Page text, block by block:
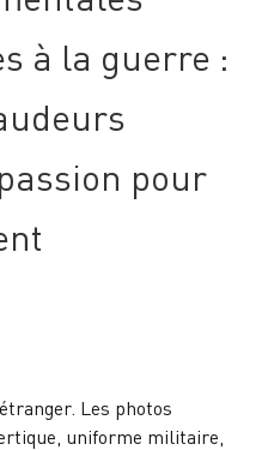
à la guerre :
pour
Les photos
uniforme militaire,